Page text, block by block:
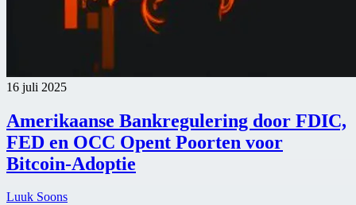
16 juli 2025
Amerikaanse Bankregulering door FDIC,
FED en OCC Opent Poorten voor
Bitcoin-Adoptie
Luuk Soons